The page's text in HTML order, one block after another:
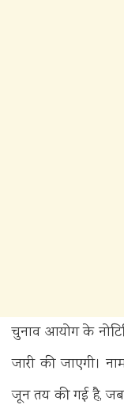
चुनाव आयोग के
जारी की जाएगी।
जून तय की गई है,